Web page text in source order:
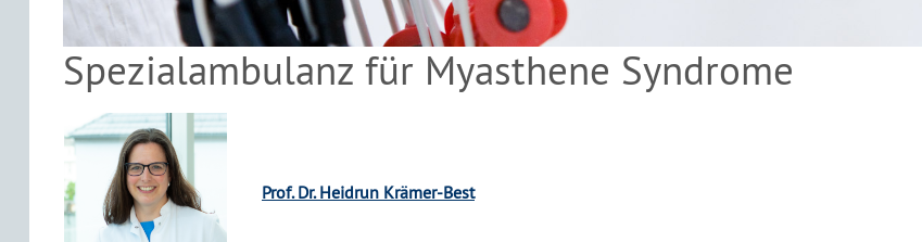
Spezialambulanz für Myasthene Syndrome
Prof. Dr. Heidrun Krämer-Best